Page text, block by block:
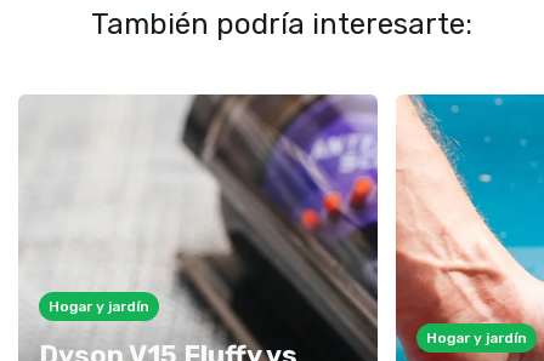
También podría interesarte:
Hogar y jardín
Hogar y jardín